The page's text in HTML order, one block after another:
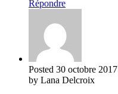
Répondre
Posted 30 octobre 2017
by Lana Delcroix